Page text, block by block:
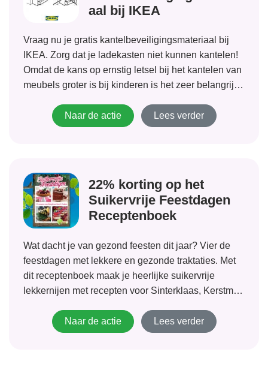
aal bij IKEA
Vraag nu je gratis kantelbeveiligingsmateriaal bij
IKEA. Zorg dat je ladekasten niet kunnen kantelen!
Omdat de kans op ernstig letsel bij het kantelen van
meubels groter is bij kinderen is het zeer belangrijk
ervoor dat iedereen beveiligingsmateriaal (gratis)
Naar de actie Lees verder
22% korting op het
Suikervrije Feestdagen
Receptenboek
Wat dacht je van gezond feesten dit jaar? Vier de
feestdagen met lekkere en gezonde traktaties. Met
dit receptenboek maak je heerlijke suikervrije
lekkernijen met recepten voor Sinterklaas, Kerstmis
Naar de actie
Lees verder